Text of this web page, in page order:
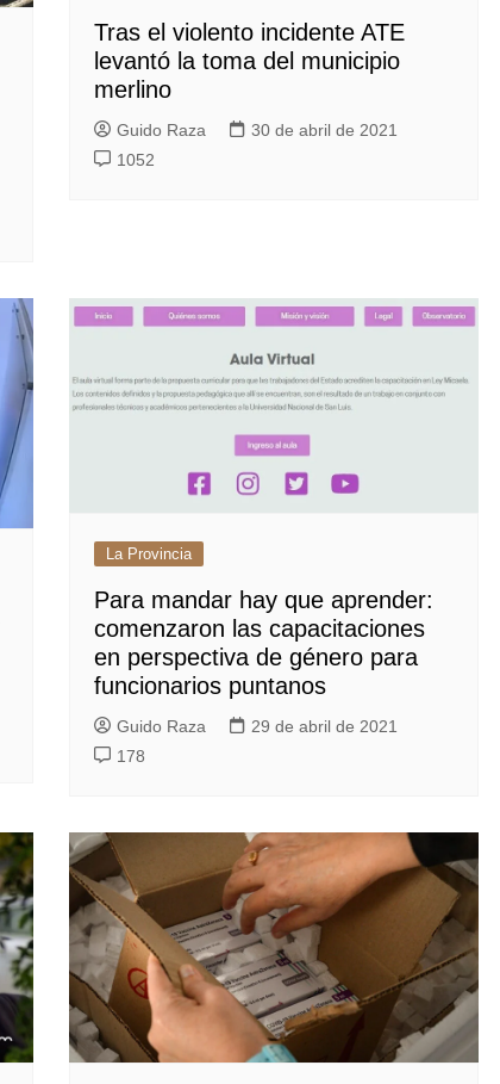
Tras el violento incidente ATE
levantó la toma del municipio
merlino
Guido Raza
30 de abril de 2021
1052
La Provincia
Para mandar hay que aprender:
comenzaron las capacitaciones
en perspectiva de género para
funcionarios puntanos
Guido Raza
29 de abril de 2021
178